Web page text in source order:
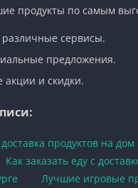
продукты по самым
сервисы.
предложения.
акции и скидки.
продуктов на
Как заказать еду с
Лучшие игровые